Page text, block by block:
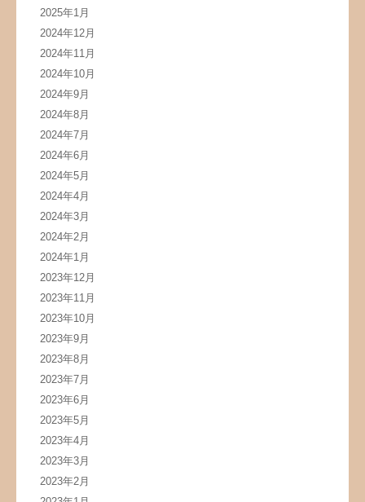
2025年1月
2024年12月
2024年11月
2024年10月
2024年9月
2024年8月
2024年7月
2024年6月
2024年5月
2024年4月
2024年3月
2024年2月
2024年1月
2023年12月
2023年11月
2023年10月
2023年9月
2023年8月
2023年7月
2023年6月
2023年5月
2023年4月
2023年3月
2023年2月